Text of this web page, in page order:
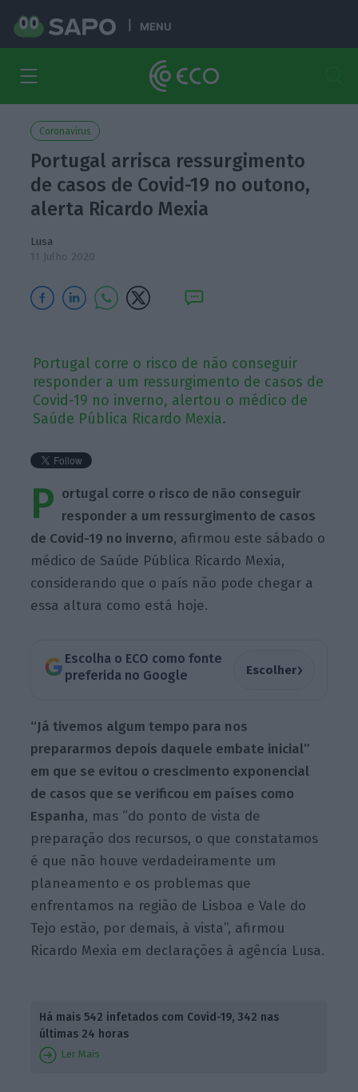
MENU
Coronavírus
Portugal arrisca ressurgimento
de casos de Covid-19 no outono,
alerta Ricardo Mexia
Lusa
11 Julho 2020
Portugal corre o risco de não conseguir
responder a um ressurgimento de casos de
Covid-19 no inverno, alertou o médico de
Saúde Pública Ricardo Mexia.
P ortugal corre o risco de não conseguir
responder a um ressurgimento de casos
de Covid-19 no inverno, afirmou este sábado o
médico de Saúde Pública Ricardo Mexia,
considerando que o país não pode chegar a
essa altura como está hoje.
Escolha o ECO como fonte
preferida no Google
Escolher›
“Já tivemos algum tempo para nos
prepararmos depois daquele embate inicial”
em que se evitou o crescimento exponencial
de casos que se verificou em países como
Espanha, mas “do ponto de vista de
preparação dos recursos, o que constatamos
é que não houve verdadeiramente um
planeamento e os problemas que
enfrentamos na região de Lisboa e Vale do
Tejo estão, por demais, à vista”, afirmou
Ricardo Mexia em declarações à agência Lusa.
Há mais 542 infetados com Covid-19, 342 nas
últimas 24 horas
Ler Mais